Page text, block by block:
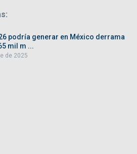
podría generar en México derrama
mil m ...
de 2025